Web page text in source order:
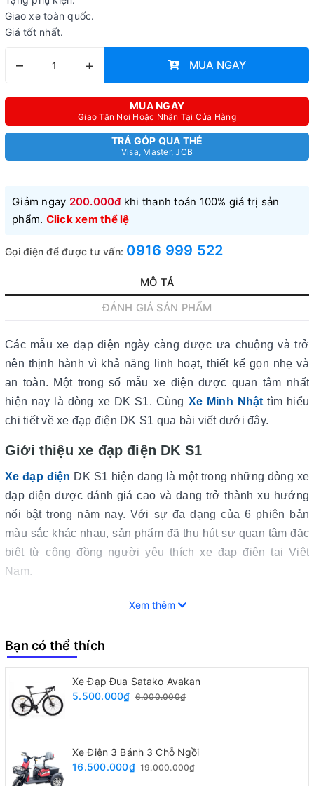
Giao xe toàn quốc.
Giá tốt nhất.
– + MUA NGAY
MUA NGAY
Giao Tận Nơi Hoặc Nhận Tại Cửa Hàng
TRẢ GÓP QUA THẺ
Visa, Master, JCB
Giảm ngay 200.000đkhi thanh toán 100% giá trị sản
phẩm. Click xem thể lệ
Gọi điện để được tư vấn: 0916 999 522
MÔ TẢ
ĐÁNH GIÁ SẢN PHẨM
Các mẫu xe đạp điện ngày càng được ưa chuộng và trở
nên thịnh hành vì khả năng linh hoạt, thiết kế gọn nhẹ và
an toàn. Một trong số mẫu xe điện được quan tâm nhất
hiện nay là dòng xe DK S1. Cùng Xe Minh Nhật tìm hiểu
chi tiết về xe đạp điện DK S1 qua bài viết dưới đây.
Giới thiệu xe đạp điện DK S1
Xe đạp điện DK S1 hiện đang là một trong những dòng xe
đạp điện được đánh giá cao và đang trở thành xu hướng
nổi bật trong năm nay. Với sự đa dạng của 6 phiên bản
màu sắc khác nhau, sản phẩm đã thu hút sự quan tâm đặc
biệt từ cộng đồng người yêu thích xe đạp điện tại Việt
Nam.
Xem thêm
Bạn có thể thích
Xe Đạp Đua Satako Avakan
5.500.000₫ 6.000.000₫
Xe Điện 3 Bánh 3 Chỗ Ngồi
16.500.000₫ 19.000.000₫